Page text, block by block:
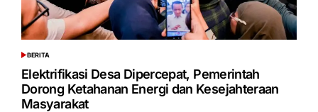
POSTED
IN
BERITA
Elektrifikasi Desa Dipercepat, Pemerintah
Dorong Ketahanan Energi dan Kesejahteraan
Masyarakat